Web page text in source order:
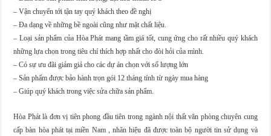
– Vận chuyển tới tận tay quý khách theo đề nghị
– Đa dạng về những bề ngoài cũng như mặt chất liệu.
– Loại sản phẩm của Hòa Phát mang tầm giá tốt, cung ứng cho rất nhiều quý khách
những lựa chọn trong tiêu chí thích hợp nhất cho đòi hỏi của mình.
– Có sự ưu đãi giảm giá cho các dự án chọn với số lượng lớn
– Sản phẩm được bảo hành trọn gói 12 tháng tính từ ngày mua hàng
– Giúp quý khách trong việc sửa chữa sản phẩm.
Hòa Phát là đơn vị tiên phong đầu tiên trong ngành nội thất văn phòng chuyên cung
cấp bàn hòa phát tại miền Nam , nhãn hiệu đã được toàn bộ người tin sử dụng và